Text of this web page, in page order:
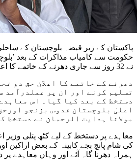
پاکستان کے زیر قبضہ بلوچستان کے
حکومت سے کامیاب مذاکرات کے بعد
نے 32 روز سے جاری دھرنے کے خاتمے کا اعلان کیا۔
دھرنے کے خاتمے کا اعلان حق دو
تسلیم کرنے اور ان پر عملدرآمد
دستخط کے بعد کیا گیا۔ اس
اعلیٰ بلوچستان قدوس بزنجو
مولانا ہدایت الرحمان نے دستخط
معاہدے پر دستخط کے لیے کٹھ پتلی وزیر
کی شام پانچ بجے کابینہ کے بعض اراکین
ہمراہ دھرنا گاہ آئے اور وہاں معاہدے